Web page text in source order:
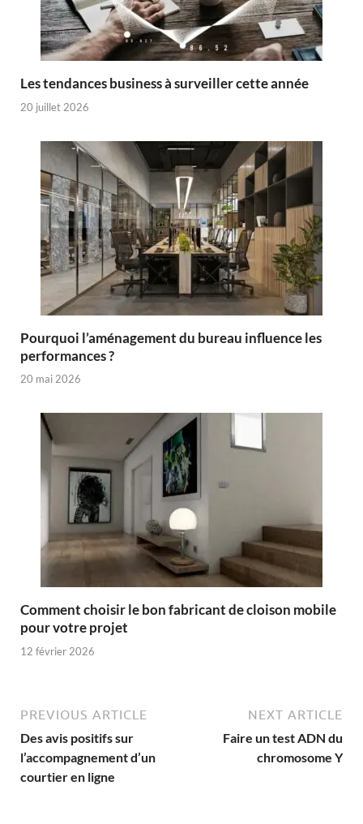
Les tendances business à surveiller cette année
20 juillet 2026
Pourquoi l’aménagement du bureau influence les
performances ?
20 mai 2026
Comment choisir le bon fabricant de cloison mobile
pour votre projet
12 février 2026
PREVIOUS ARTICLE
Des avis positifs sur
l’accompagnement d’un
courtier en ligne
NEXT ARTICLE
Faire un test ADN du
chromosome Y